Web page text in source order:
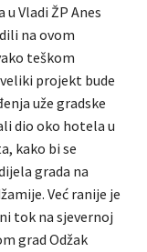
Vladi ŽP Anes
na ovom
teškom
projekt bude
uže gradske
dio oko hotela u
kako bi se
grada na
Već ranije je
tok na sjevernoj
grad Odžak